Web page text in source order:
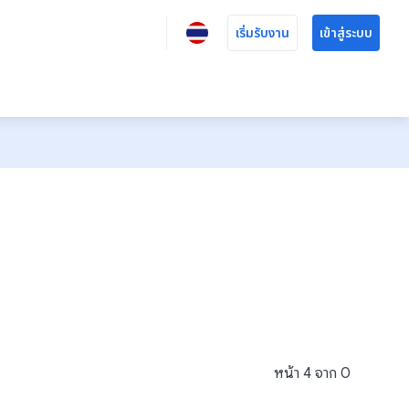
เริ่มรับงาน เข้าสู่ระบบ
หน้า 4 จาก 0